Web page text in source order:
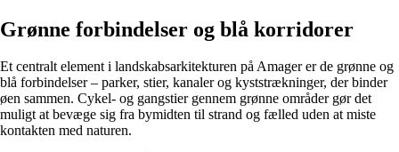
Grønne forbindelser og blå korridorer
Et centralt element i landskabsarkitekturen på Amager er de grønne og
blå forbindelser – parker, stier, kanaler og kyststrækninger, der binder
øen sammen. Cykel- og gangstier gennem grønne områder gør det
muligt at bevæge sig fra bymidten til strand og fælled uden at miste
kontakten med naturen.